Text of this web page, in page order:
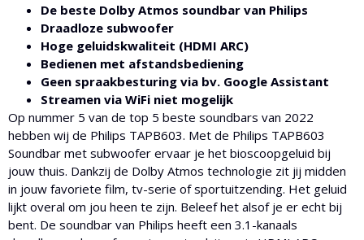
De beste Dolby Atmos soundbar van Philips
Draadloze subwoofer
Hoge geluidskwaliteit (HDMI ARC)
Bedienen met afstandsbediening
Geen spraakbesturing via bv. Google Assistant
Streamen via WiFi niet mogelijk
Op nummer 5 van de top 5 beste soundbars van 2022
hebben wij de Philips TAPB603. Met de Philips TAPB603
Soundbar met subwoofer ervaar je het bioscoopgeluid bij
jouw thuis. Dankzij de Dolby Atmos technologie zit jij midden
in jouw favoriete film, tv-serie of sportuitzending. Het geluid
lijkt overal om jou heen te zijn. Beleef het alsof je er echt bij
bent. De soundbar van Philips heeft een 3.1-kanaals